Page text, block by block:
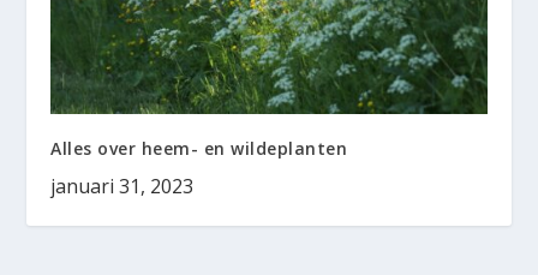
Alles over heem- en wildeplanten
januari 31, 2023